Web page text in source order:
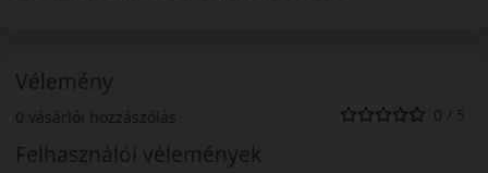
Vélemény
0 vásárlói hozzászólás 0 / 5
Felhasználói vélemények